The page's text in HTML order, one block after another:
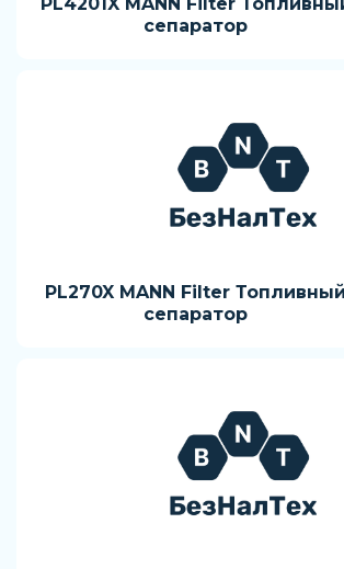
сепаратор
PL270X MANN Filter Топливный
сепаратор